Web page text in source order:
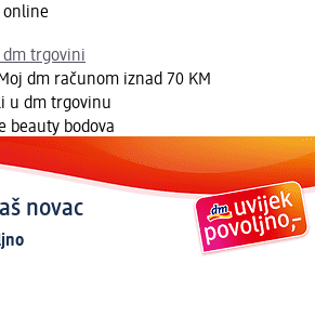
online
trgovini
dm računom iznad 70 KM
u dm trgovinu
beauty bodova
novac